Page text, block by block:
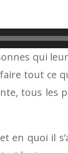
qui
tout ce
tous les
en quoi il